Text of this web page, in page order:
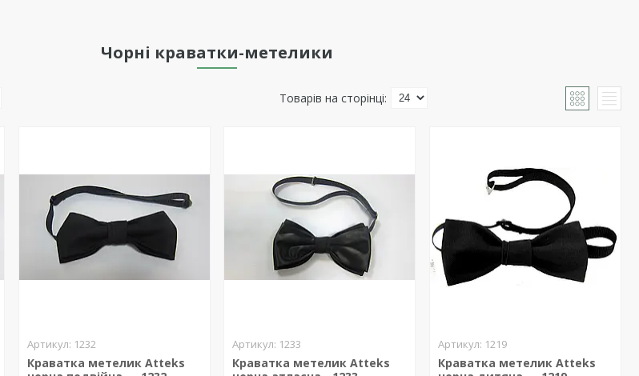
Чорні краватки-метелики
1232
Краватка метелик Atteks
1233
Краватка метелик Atteks
1219
Краватка метелик Atteks